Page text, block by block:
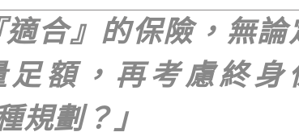
合』的保險，無論
額，再考慮終身
規劃？」